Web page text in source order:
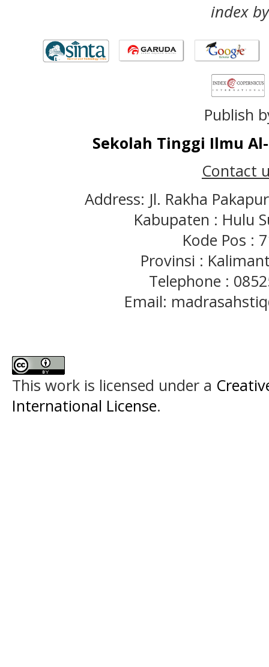
index
Publish
Sekolah Tinggi Ilmu
Contact
Address: Jl. Rakha
Kabupaten : Hulu
Kode Pos :
Provinsi :
Telephone :
Email:
This work is licensed under a
International License.